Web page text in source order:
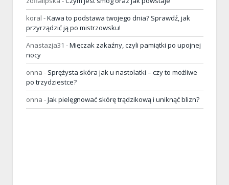
koral -Kawa to podstawa twojego dnia? Sprawdź, jak
przyrządzić ją po mistrzowsku!
Anastazja31 -Mięczak zakaźny, czyli pamiątki po upojnej
nocy
onna - Sprężysta skóra jak u nastolatki – czy to możliwe
po trzydziestce?
onna -Jak pielęgnować skórę trądzikową i uniknąć blizn?